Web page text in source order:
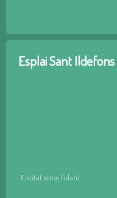
Esplai Sant Ildefons
Entitat sense fulard